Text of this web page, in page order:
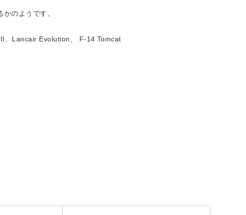
のようです。
、Lancair Evolution、 F-14 Tomcat